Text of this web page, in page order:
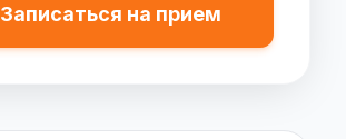
Записаться на прием